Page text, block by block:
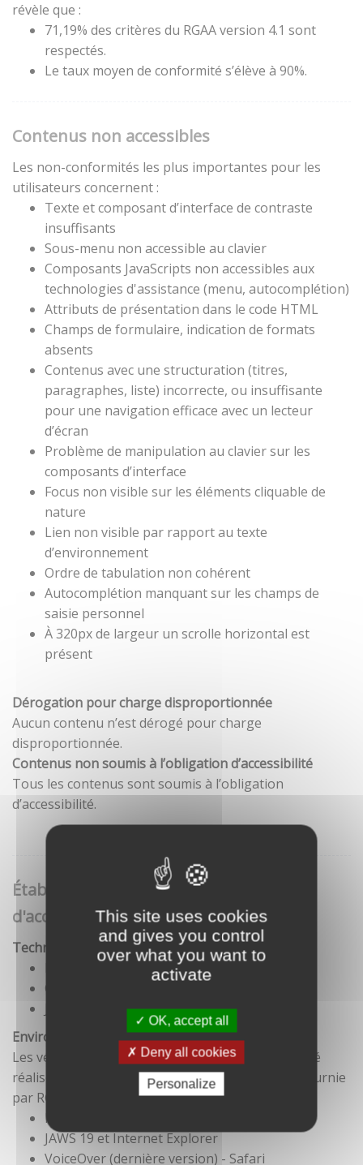
This site uses cookies
and gives you control
over what you want to
activate
OK, accept all
Deny all cookies
Personalize
révèle que :
71,19% des critères du RGAA version 4.1 sont
respectés.
Le taux moyen de conformité s’élève à 90%.
Contenus non accessibles
Les non-conformités les plus importantes pour les
utilisateurs concernent :
Texte et composant d’interface de contraste
insuffisants
Sous-menu non accessible au clavier
Composants JavaScripts non accessibles aux
technologies d'assistance (menu, autocomplétion)
Attributs de présentation dans le code HTML
Champs de formulaire, indication de formats
absents
Contenus avec une structuration (titres,
paragraphes, liste) incorrecte, ou insuffisante
pour une navigation efficace avec un lecteur
d’écran
Problème de manipulation au clavier sur les
composants d’interface
Focus non visible sur les éléments cliquable de
nature
Lien non visible par rapport au texte
d’environnement
Ordre de tabulation non cohérent
Autocomplétion manquant sur les champs de
saisie personnel
À 320px de largeur un scrolle horizontal est
présent
Dérogation pour charge disproportionnée
Aucun contenu n’est dérogé pour charge
disproportionnée.
Contenus non soumis à l’obligation d’accessibilité
Tous les contenus sont soumis à l’obligation
d’accessibilité.
Établissement de cette déclaration
d'accessibilité
Technologies utilisées pour la réalisation du site
CSS
Environnement de test
Les vérifications de restitution de contenus ont été
réalisées conformément à la base de référence fournie
par RGAA 3.
Firefox et NVDA
JAWS 19 et Internet Explorer
VoiceOver (dernière version) - Safari